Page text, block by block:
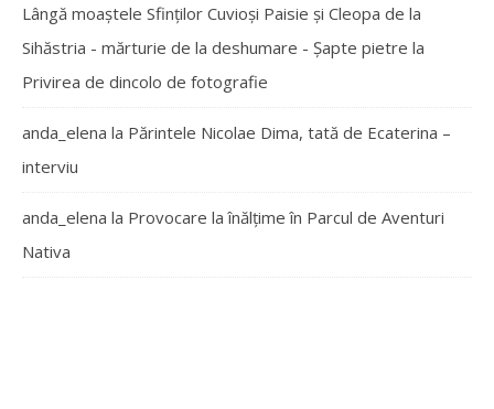
Lângă moaștele Sfinților Cuvioși Paisie și Cleopa de la
Sihăstria - mărturie de la deshumare - Şapte pietre la
Privirea de dincolo de fotografie
anda_elena la Părintele Nicolae Dima, tată de Ecaterina –
interviu
anda_elena la Provocare la înălțime în Parcul de Aventuri
Nativa